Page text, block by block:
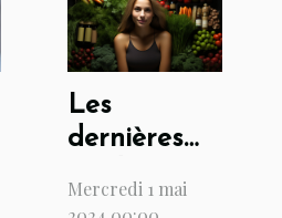
Les
dernières
en soins de
Mercredi 1 mai